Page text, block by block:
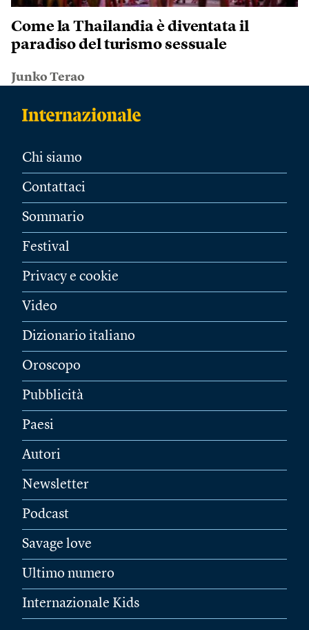
Come la Thailandia è diventata il
paradiso del turismo sessuale
Junko Terao
Chi siamo
Contattaci
Sommario
Festival
Privacy e cookie
Video
Dizionario italiano
Oroscopo
Pubblicità
Paesi
Autori
Newsletter
Podcast
Savage love
Ultimo numero
Internazionale Kids